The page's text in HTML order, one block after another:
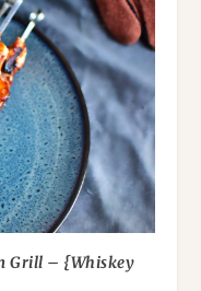
Grill – {Whiskey